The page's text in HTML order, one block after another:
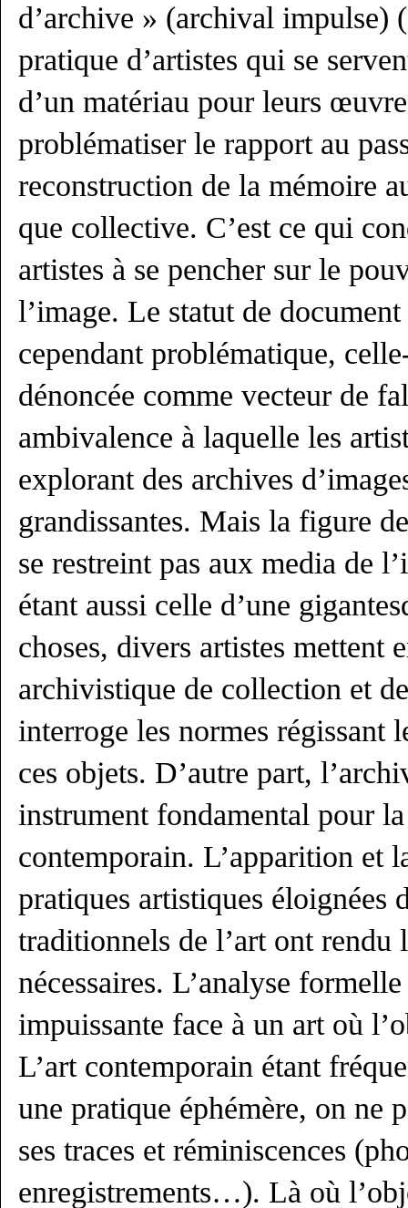
d’archive » (archival impulse)
pratique d’artistes qui se
d’un matériau pour leurs
problématiser le rapport au
reconstruction de la mémoire
que collective. C’est ce qui
artistes à se pencher sur le
l’image. Le statut de document
cependant problématique,
dénoncée comme vecteur de
ambivalence à laquelle les
explorant des archives
grandissantes. Mais la figure
se restreint pas aux media de
étant aussi celle d’une
choses, divers artistes mettent
archivistique de collection et
interroge les normes régissant
ces objets. D’autre part,
instrument fondamental pour
contemporain. L’apparition et
pratiques artistiques éloignées
traditionnels de l’art ont rendu
nécessaires. L’analyse
impuissante face à un art où
L’art contemporain étant
une pratique éphémère, on ne
ses traces et réminiscences
enregistrements…). Là où